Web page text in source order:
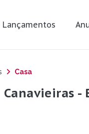
Lançamentos
Casa
-